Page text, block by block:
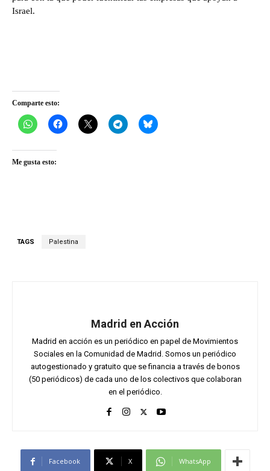
Israel.
Comparte esto:
Me gusta esto:
TAGS Palestina
Madrid en Acción
Madrid en acción es un periódico en papel de Movimientos
Sociales en la Comunidad de Madrid. Somos un periódico
autogestionado y gratuito que se financia a través de bonos
(50 periódicos) de cada uno de los colectivos que colaboran
en el periódico.
Facebook X WhatsApp